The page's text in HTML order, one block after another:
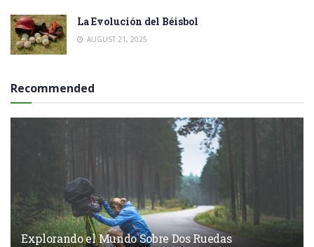
La Evolución del Béisbol
AUGUST 21, 2025
Recommended
Explorando el Mundo Sobre Dos Ruedas